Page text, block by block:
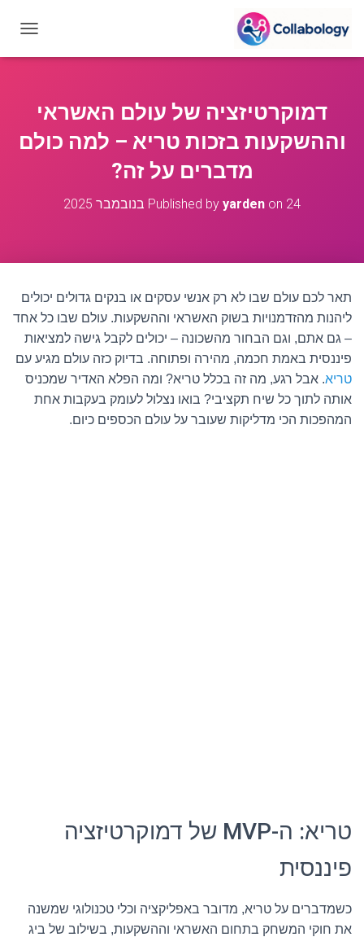
O
N
A
דמוקרטיזציה של עולם האשראי
וההשקעות בזכות טריא – למה כולם
מדברים על זה?
Published by yarden on 24 בנובמבר 2025
תאר לכם עולם שבו לא רק אנשי עסקים או בנקים גדולים יכולים
ליהנות מהזדמנויות בשוק האשראי וההשקעות. עולם שבו כל אחד
– גם אתם, וגם הבחור מהשכונה – יכולים לקבל גישה למציאות
פיננסית באמת חכמה, מהירה ופתוחה. בדיוק כזה עולם מגיע עם
טריא. אבל רגע, מה זה בכלל טריא? ומה הפלא האדיר שמכניס
אותה לתוך כל שיח תקציבי? בואו נצלול לעומק בעקבות אחת
המהפכות הכי מדליקות שעובר על עולם הכספים כיום.
טריא: ה-MVP של דמוקרטיזציה
פיננסית
כשמדברים על טריא, מדובר באפליקציה וכלי טכנולוגי שמשנה
את חוקי המשחק בתחום האשראי וההשקעות, בשילוב של ביג